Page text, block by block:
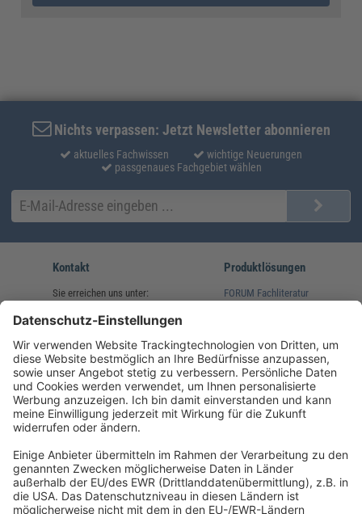
Nichts verpassen: Jetzt Newsletter abonnieren
aktuelles Fachwissen
wichtige Neuerungen
passgenaues Fachgebiet wählen
Kontakt
Sie erreichen uns unter:
(08233) 38 11 23
service@forum-verlag.com
Mo-Do 07:30 - 17:00 Uhr
Fr 07:30 - 15:00 Uhr
Produktlösungen
FORUM Fachliteratur
Folgen Sie uns